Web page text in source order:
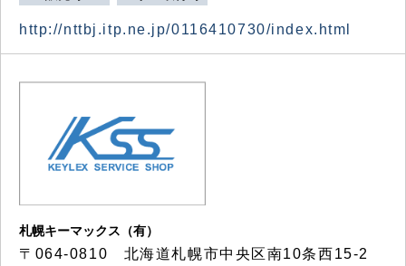
http://nttbj.itp.ne.jp/0116410730/index.html
札幌キーマックス（有）
〒064-0810 北海道札幌市中央区南10条西15-2